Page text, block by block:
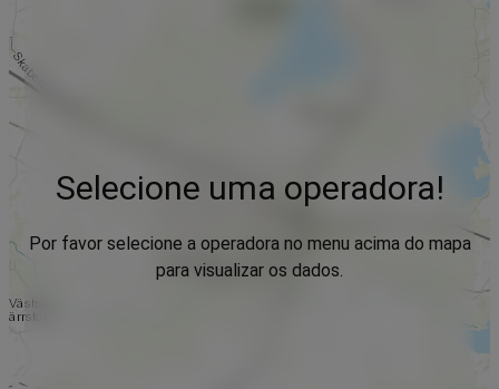
Selecione uma operadora!
Por favor selecione a operadora no menu acima do mapa
para visualizar os dados.